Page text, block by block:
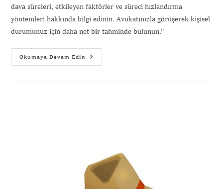
dava süreleri, etkileyen faktörler ve süreci hızlandırma
yöntemleri hakkında bilgi edinin. Avukatınızla görüşerek kişisel
durumunuz için daha net bir tahminde bulunun."
Okumaya Devam Edin